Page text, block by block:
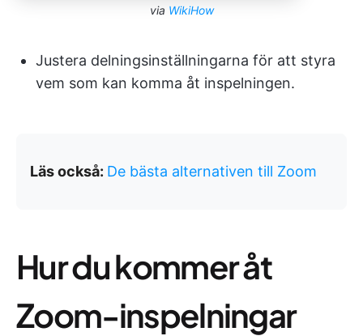
via WikiHow
Justera delningsinställningarna för att styra
vem som kan komma åt inspelningen.
Läs också: De bästa alternativen till Zoom
Hur du kommer åt
Zoom-inspelningar